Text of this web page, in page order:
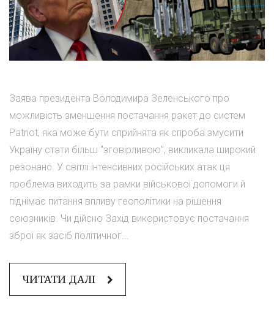
Заява президента Володимира Зеленського про
можливість зменшення постачання ракет до систем
Patriot, яка може бути сприйнята як спроба змусити
Україну стати більш "зговірливою", викликала широкий
резонанс. У світлі інтенсивних російських атак ця
проблема виходить за рамки військової допомоги й
піднімає питання впливу геополітики на рішення
союзників. Чи дійсно Захід використовує постачання
зброї як засіб політичног...
ЧИТАТИ ДАЛІ